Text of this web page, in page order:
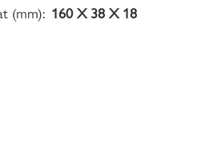
(mm): 160 X 38 X 18